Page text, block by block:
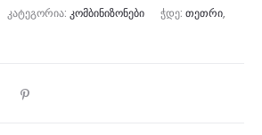
ᲙᲐᲢᲔᲒᲝᲠᲘᲐ: ᲙᲝᲛᲑᲘᲜᲘᲖᲝᲜᲔᲑᲘ ᲭᲓᲔ: ᲗᲔᲗᲠᲘ,